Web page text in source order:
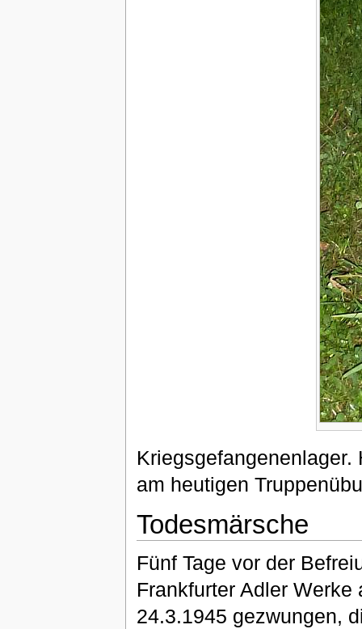
am heutigen
Todesmärsche
Fünf Tage vor der
Frankfurter Adler
24.3.1945 gezwungen,